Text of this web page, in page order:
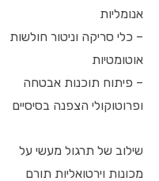
אנומליות
– כלי סריקה וניטור חולשות
אוטומטיות
– פיתוח תוכנות אבטחה
ופרוטוקולי הצפנה בסיסיים
שילוב של תרגול מעשי על
מכונות וירטואליות תורם